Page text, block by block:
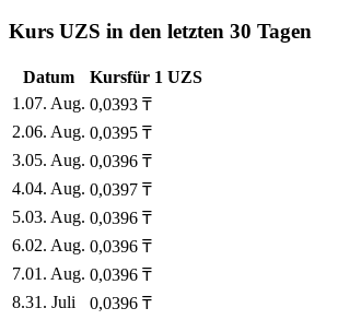
Kurs UZS in den letzten 30 Tagen
Datum Kursfür 1 UZS
1 .07. Aug. 0,0393 ₸
2.06. Aug. 0,0395 ₸
3.05. Aug. 0,0396 ₸
4.04. Aug. 0,0397 ₸
5.03. Aug. 0,0396 ₸
6.02. Aug. 0,0396 ₸
7.01. Aug. 0,0396 ₸
8.31. Juli 0,0396 ₸